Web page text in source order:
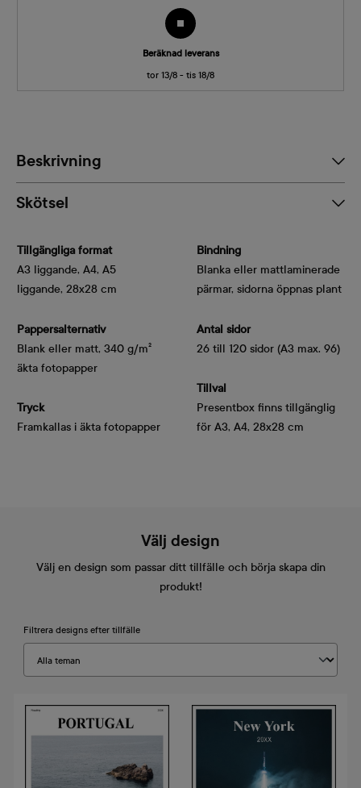
Beräknad leverans
tor 13/8 - tis 18/8
Beskrivning
Skötsel
Tillgängliga format
A3 liggande, A4, A5
liggande, 28x28 cm
Pappersalternativ
Blank eller matt, 340 g/m²
äkta fotopapper
Tryck
Framkallas i äkta fotopapper
Bindning
Blanka eller mattlaminerade
pärmar, sidorna öppnas plant
Antal sidor
26 till 120 sidor (A3 max. 96)
Tillval
Presentbox finns tillgänglig
för A3, A4, 28x28 cm
Välj design
Välj en design som passar ditt tillfälle och börja skapa din
produkt!
Filtrera designs efter tillfälle